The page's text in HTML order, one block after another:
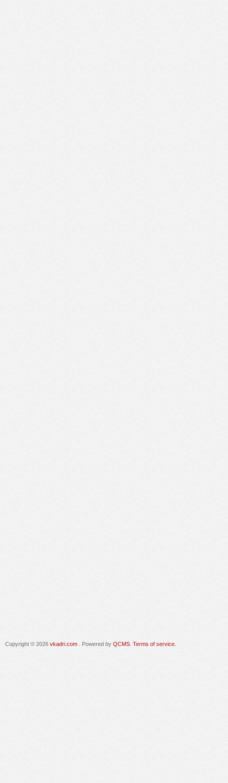
Copyright © 2026 vkadri.com . Powered by QCMS Terms of service.